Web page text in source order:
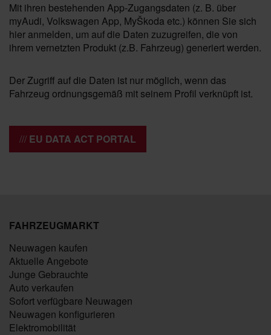
Mit ihren bestehenden App-Zugangsdaten (z. B. über
myAudi, Volkswagen App, MyŠkoda etc.) können Sie sich
hier anmelden, um auf die Daten zuzugreifen, die von
ihrem vernetzten Produkt (z.B. Fahrzeug) generiert werden.
Der Zugriff auf die Daten ist nur möglich, wenn das
Fahrzeug ordnungsgemäß mit seinem Profil verknüpft ist.
EU DATA ACT PORTAL
FAHRZEUGMARKT
Neuwagen kaufen
Aktuelle Angebote
Junge Gebrauchte
Auto verkaufen
Sofort verfügbare Neuwagen
Neuwagen konfigurieren
Elektromobilität